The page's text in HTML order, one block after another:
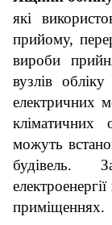
які
прийому,
вироби
вузлів
електричних
кліматичних
можуть
будівель.
приміщеннях.